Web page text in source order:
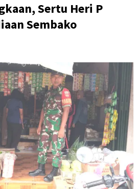
Sertu Heri P
Sembako